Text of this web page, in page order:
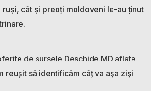
cât și preoți moldoveni le-au ținut
de sursele Deschide.MD aflate
reușit să identificăm câțiva așa ziși